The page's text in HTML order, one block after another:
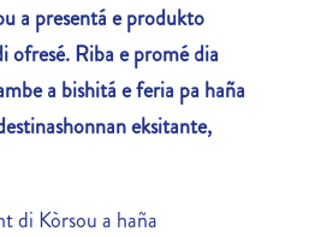
a presentá e produkto
ofresé. Riba e promé dia
a bishitá e feria pa haña
eksitante,
di Kòrsou a haña